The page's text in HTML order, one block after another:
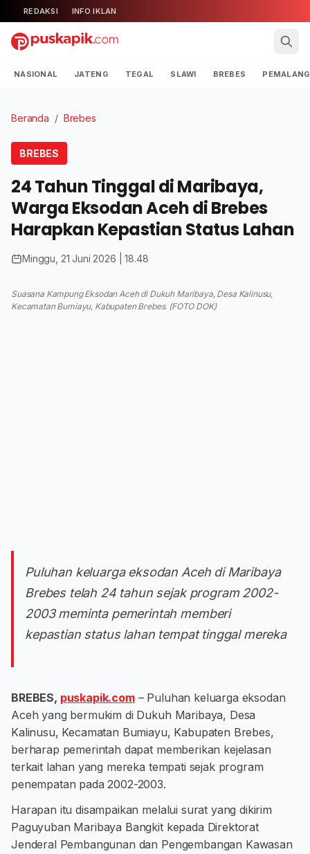
REDAKSI INFO IKLAN
NASIONAL JATENG TEGAL SLAWI BREBES PEMALANG
Beranda / Brebes
BREBES
24 Tahun Tinggal di Maribaya,
Warga Eksodan Aceh di Brebes
Harapkan Kepastian Status Lahan
Minggu, 21 Juni 2026 | 18.48
Suasana Kampung Eksodan Aceh di Dukuh Maribaya, Desa Kalinusu,
Kecamatan Bumiayu, Kabupaten Brebes. (FOTO DOK)
Puluhan keluarga eksodan Aceh di Maribaya
Brebes telah 24 tahun sejak program 2002-
2003 meminta pemerintah memberi
kepastian status lahan tempat tinggal mereka
BREBES, puskapik.com– Puluhan keluarga eksodan
Aceh yang bermukim di Dukuh Maribaya, Desa
Kalinusu, Kecamatan Bumiayu, Kabupaten Brebes,
berharap pemerintah dapat memberikan kejelasan
terkait lahan yang mereka tempati sejak program
penempatan pada 2002-2003.
Harapan itu disampaikan melalui surat yang dikirim
Paguyuban Maribaya Bangkit kepada Direktorat
Jenderal Pembangunan dan Pengembangan Kawasan